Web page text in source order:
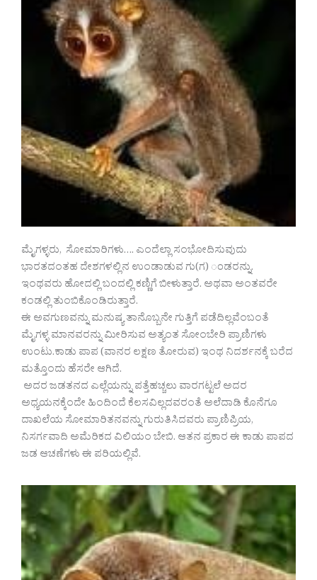
ಮೈಗಳ್ಳರು, ಸೋಮಾರಿಗಳು…. ಎಂದೆಲ್ಲಾ ಸಂಭೋದಿಸುವುದು
ಭಾರತದಂತಹ ದೇಶಗಳಲ್ಲಿನ ಉಂಡಾಡುವ ಗು(ಗ) ಂಡರನ್ನು.
ಇಂಥವರು ಹೋದಲ್ಲಿ ಬಂದಲ್ಲಿ ಕಣ್ಣಿಗೆ ಬೀಳುತ್ತಾರೆ. ಅಥವಾ ಅಂತವರೇ
ಕಂಡಲ್ಲಿ ತುಂಬಿಕೊಂಡಿರುತ್ತಾರೆ.
ಈ ಅವಗುಣವನ್ನು ಮನುಷ್ಯ ತಾನೊಬ್ಬನೇ ಗುತ್ತಿಗೆ ಪಡೆದಿಲ್ಲವೆಂಬಂತೆ
ಮೈಗಳ್ಳ ಮಾನವರನ್ನು ಮೀರಿಸುವ ಅತ್ಯಂತ ಸೋಂಬೇರಿ ಪ್ರಾಣಿಗಳು
ಉಂಟು.ಕಾಡು ಪಾಪ (ವಾನರ ಲಕ್ಷಣ ತೋರುವ) ಇಂಥ ನಿದರ್ಶನಕ್ಕೆ ಬರೆದ
ಮತ್ತೊಂದು ಹೆಸರೇ ಆಗಿದೆ.
ಅದರ ಜಡತನದ ಎಲ್ಲೆಯನ್ನು ಪತ್ತೆಹಚ್ಚಲು ವಾರಗಟ್ಟಲೆ ಅದರ
ಅಧ್ಯಯನಕ್ಕೆಂದೇ ಹಿಂದಿಂದೆ ಕೆಲಸವಿಲ್ಲದವರಂತೆ ಅಲೆದಾಡಿ ಕೊನೆಗೂ
ದಾಖಲೆಯ ಸೋಮಾರಿತನವನ್ನು ಗುರುತಿಸಿದವರು ಪ್ರಾಣಿಪ್ರಿಯ,
ನಿಸರ್ಗವಾದಿ ಅಮೆರಿಕದ ವಿಲಿಯಂ ಬೇಬಿ. ಆತನ ಪ್ರಕಾರ ಈ ಕಾಡು ಪಾಪದ
ಜಡ ಆಚಣೆಗಳು ಈ ಪರಿಯಲ್ಲಿವೆ.